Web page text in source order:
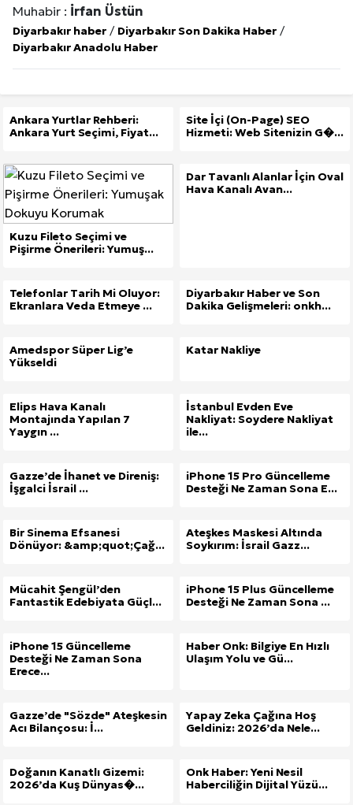
Muhabir : İrfan Üstün
Diyarbakır haber / Diyarbakır Son Dakika Haber /
Diyarbakır Anadolu Haber
Ankara Yurtlar Rehberi:
Ankara Yurt Seçimi, Fiyat...
Site İçi (On-Page) SEO
Hizmeti: Web Sitenizin G�...
Kuzu Fileto Seçimi ve
Pişirme Önerileri: Yumuş...
Dar Tavanlı Alanlar İçin Oval
Hava Kanalı Avan...
Telefonlar Tarih Mi Oluyor:
Ekranlara Veda Etmeye ...
Diyarbakır Haber ve Son
Dakika Gelişmeleri: onkh...
Amedspor Süper Lig’e
Yükseldi
Katar Nakliye
Elips Hava Kanalı
Montajında Yapılan 7
Yaygın ...
İstanbul Evden Eve
Nakliyat: Soydere Nakliyat
ile...
Gazze’de İhanet ve Direniş:
İşgalci İsrail ...
iPhone 15 Pro Güncelleme
Desteği Ne Zaman Sona E...
Bir Sinema Efsanesi
Dönüyor: &amp;quot;Çağ...
Ateşkes Maskesi Altında
Soykırım: İsrail Gazz...
Mücahit Şengül’den
Fantastik Edebiyata Güçl...
iPhone 15 Plus Güncelleme
Desteği Ne Zaman Sona ...
iPhone 15 Güncelleme
Desteği Ne Zaman Sona
Erece...
Haber Onk: Bilgiye En Hızlı
Ulaşım Yolu ve Gü...
Gazze’de "Sözde" Ateşkesin
Acı Bilançosu: İ...
Yapay Zeka Çağına Hoş
Geldiniz: 2026’da Nele...
Doğanın Kanatlı Gizemi:
2026’da Kuş Dünyas�...
Onk Haber: Yeni Nesil
Haberciliğin Dijital Yüzü...